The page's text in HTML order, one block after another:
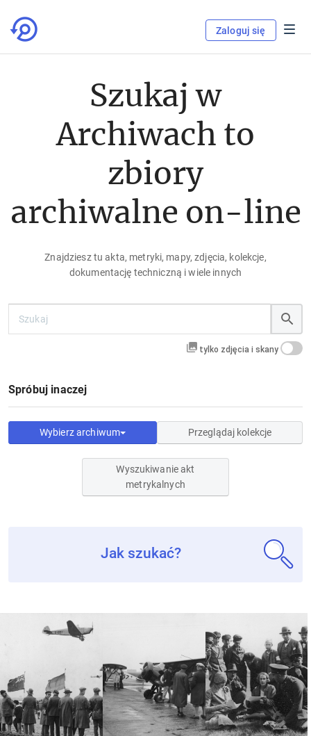
Zaloguj się
Szukaj w
Archiwach to
zbiory
archiwalne on-line
Znajdziesz tu akta, metryki, mapy, zdjęcia, kolekcje,
dokumentację techniczną i wiele innych
tylko zdjęcia i skany
Spróbuj inaczej
Wybierz archiwum Przeglądaj kolekcje
Wyszukiwanie akt
metrykalnych
Jak szukać?